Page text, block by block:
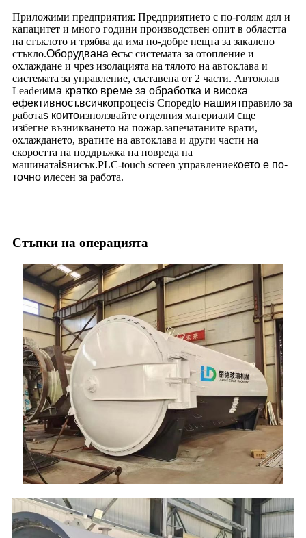
Приложими предприятия: Предприятието с по-голям дял и
капацитет и много години производствен опит в областта
на стъклото и трябва да има по-добре пещта за закалено
стъкло.Оборудвана есъс системата за отопление и
охлаждане и чрез изолацията на тялото на автоклава и
системата за управление, съставена от 2 части. Автоклав
Leaderима кратко време за обработка и висока
ефективност.всичкопроцесis Споредto нашиятправило за
работаs коитоизползвайте отделния материали cще
избегне възникването на пожар.запечатаните врати,
охлаждането, вратите на автоклава и други части на
скоростта на поддръжка на повреда на
машинатаisнисък.PLC-touch screen управлениекоето е по-
точно илесен за работа.
Стъпки на операцията